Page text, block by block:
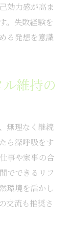
効力感が高ま
。失敗経験を
る発想を意識
維持の
無理なく継続
ら深呼吸をす
事や家事の合
でできるリフ
環境を活かし
交流も推奨さ